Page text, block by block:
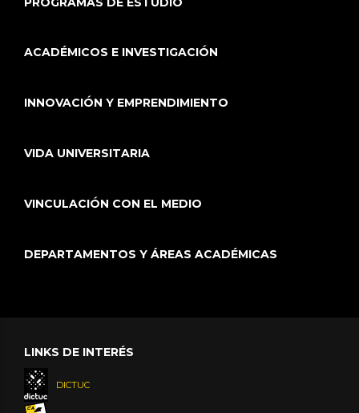
ACADÉMICOS E INVESTIGACIÓN
INNOVACIÓN Y EMPRENDIMIENTO
VIDA UNIVERSITARIA
VINCULACIÓN CON EL MEDIO
DEPARTAMENTOS Y ÁREAS ACADÉMICAS
LINKS DE INTERÉS
DICTUC